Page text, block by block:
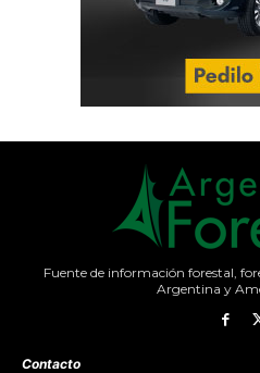
Fuente de información forestal,
Argentina y
Contacto